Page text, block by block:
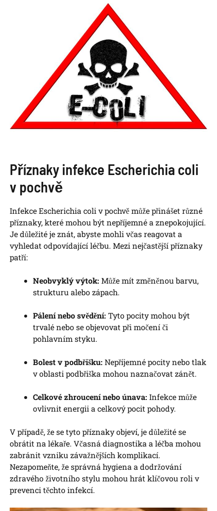
Příznaky infekce Escherichia coli
v pochvě
Infekce Escherichia coli v pochvě může přinášet různé
příznaky, které mohou být nepříjemné a znepokojující.
Je důležité je znát, abyste mohli včas reagovat a
vyhledat odpovídající léčbu. Mezi nejčastější příznaky
patří:
Neobvyklý výtok: Může mít změněnou barvu,
strukturu alebo zápach.
Pálení nebo svědění: Tyto pocity mohou být
trvalé nebo se objevovat při močení či
pohlavním styku.
Bolest v podbřišku: Nepříjemné pocity nebo tlak
v oblasti podbřiška mohou naznačovat zánět.
Celkové zhroucení nebo únava: Infekce může
ovlivnit energii a celkový pocit pohody.
V případě, že se tyto příznaky objeví, je důležité se
obrátit na lékaře. Včasná diagnostika a léčba mohou
zabránit vzniku závažnějších komplikací.
Nezapomeňte, že správná hygiena a dodržování
zdravého životního stylu mohou hrát klíčovou roli v
prevenci těchto infekcí.